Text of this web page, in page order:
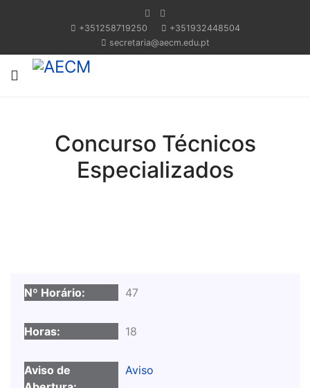
+351258719250
+351932448504
secretaria@aecm.edu.pt
Concurso Técnicos
Especializados
47
18
Aviso